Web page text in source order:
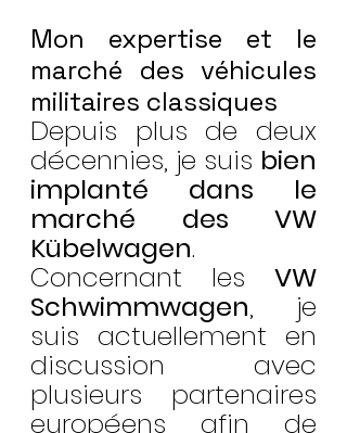
Mon expertise et le
marché des véhicules
militaires classiques
Depuis plus de deux
décennies, je suis bien
implanté dans le
marché des VW
Kübelwagen.
Concernant les VW
Schwimmwagen, je
suis actuellement en
discussion avec
plusieurs partenaires